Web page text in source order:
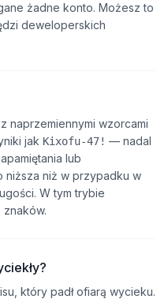
żadne konto. Możesz to
deweloperskich
naprzemiennymi wzorcami
jak Kixofu-47! — nadal
lub
niższa niż w przypadku w
W tym trybie
znaków.
który padł ofiarą wycieku.